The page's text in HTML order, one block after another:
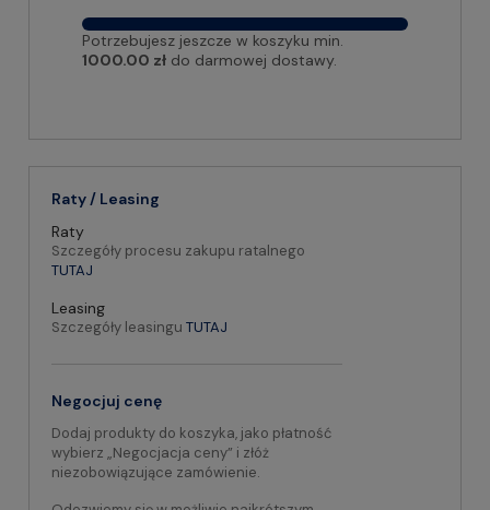
Potrzebujesz jeszcze w koszyku min.
1000.00 zł do darmowej dostawy.
Raty / Leasing
Raty
Szczegóły procesu zakupu ratalnego
TUTAJ
Leasing
Szczegóły leasingu TUTAJ
Negocjuj cenę
Dodaj produkty do koszyka, jako płatność
wybierz „Negocjacja ceny” i złóż
niezobowiązujące zamówienie.